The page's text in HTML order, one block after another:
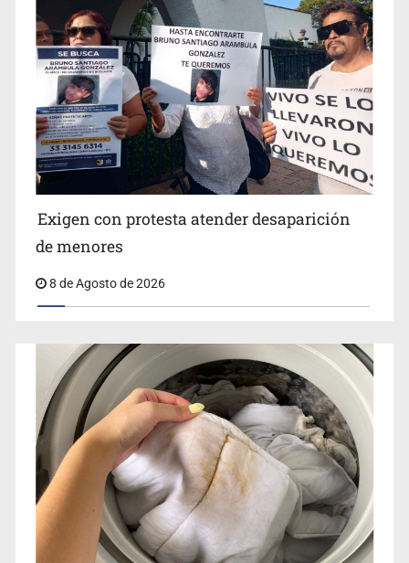
Exigen con protesta atender desaparición
de menores
8 de Agosto de 2026